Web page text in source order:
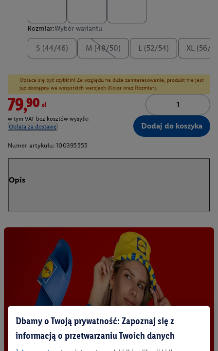
Rozmiar:Wybór wariantu
S (44/46) M (48/50) L (52/54) XL (56/
Opłaca się być szybkim! Ze względu na duże zainteresowanie, produkt nie jest
już dostępny we wszystkich wersjach (Kolor oraz Rozmiar).
79,90zł
w tym VAT bez kosztów wysyłki
Opłata za dostawę
Dodaj do koszyka
Numer artykułu: 100395555
Opis
Dbamy o Twoją prywatność: Zapoznaj się z
informacją o przetwarzaniu Twoich danych